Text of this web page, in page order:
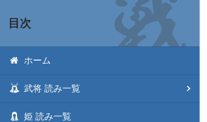
目次
ホーム
武将 読み一覧
姫 読み一覧